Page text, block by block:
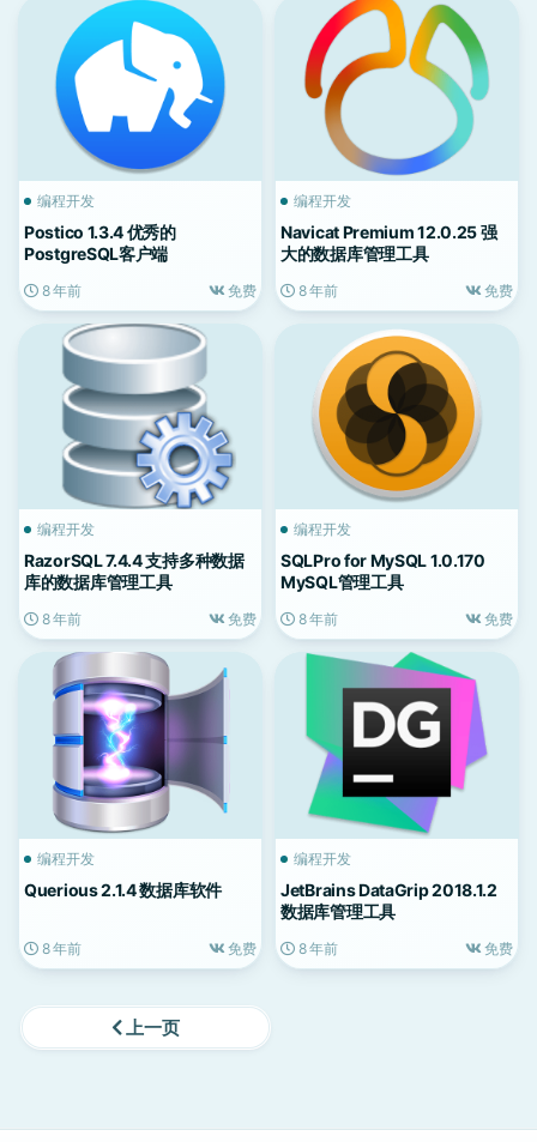
编程开发
Postico 1.3.4 优秀的
PostgreSQL客户端
8 年前 免费
编程开发
Navicat Premium 12.0.25 强
大的数据库管理工具
8 年前 免费
编程开发
RazorSQL 7.4.4 支持多种数据
库的数据库管理工具
8 年前 免费
编程开发
SQLPro for MySQL 1.0.170
MySQL管理工具
8 年前 免费
编程开发
Querious 2.1.4 数据库软件
8 年前 免费
编程开发
JetBrains DataGrip 2018.1.2
数据库管理工具
8 年前 免费
上一页